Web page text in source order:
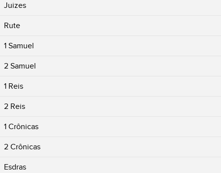
Juizes
Rute
1 Samuel
2 Samuel
1 Reis
2 Reis
1 Crônicas
2 Crônicas
Esdras